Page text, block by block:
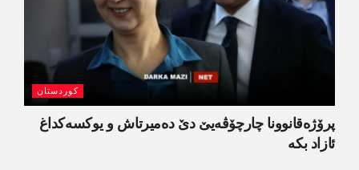
کوردستان
پرۆژەقانوونا چارچۆڤەیێ دێ دەمیرتاش و یوکسەکداغ
ئازاد بکە